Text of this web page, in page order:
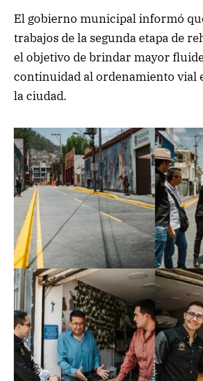
El gobierno municipal informó
trabajos de la segunda etapa de
el objetivo de brindar mayor
continuidad al ordenamiento vial
la ciudad.